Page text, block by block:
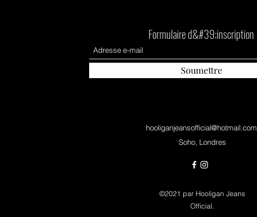
Formulaire d&#39;inscription
Soumettre
hooliganjeansofficial@hotmail.com
Soho, Londres
©2021 par Hooligan Jeans
Official.